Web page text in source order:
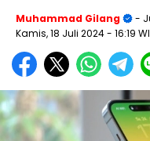
Muhammad Gilang
-
Kamis, 18 Juli 2024- 16:19